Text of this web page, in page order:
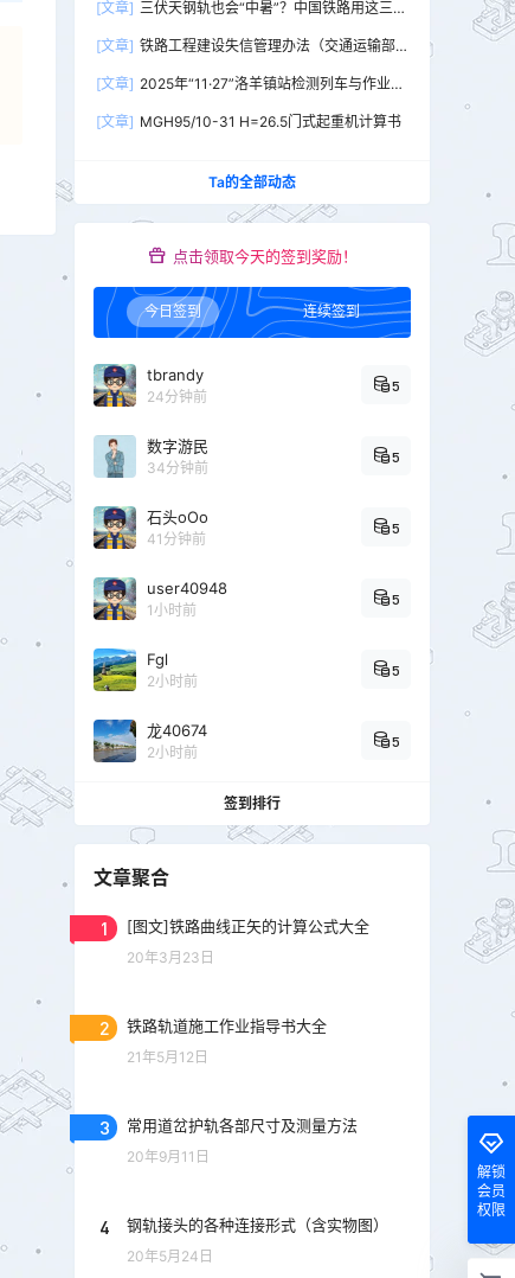
[文章] 三伏天钢轨也会“中暑”？中国铁路用这三招
[文章] 铁路工程建设失信管理办法（交通运输部
[文章] 2025年“11·27”洛羊镇站检测列车与作业人
[文章] MGH95/10-31 H=26.5门式起重机计算书
Ta的全部动态
点击领取今天的签到奖励！
今日签到 连续签到
tbrandy
24分钟前
5
数字游民
34分钟前
5
石头oOo
41分钟前
5
user40948
1小时前
5
Fgl
2小时前
5
龙40674
2小时前
5
签到排行
文章聚合
1 [图文]铁路曲线正矢的计算公式大全
20年3月23日
2 铁路轨道施工作业指导书大全
21年5月12日
3 常用道岔护轨各部尺寸及测量方法
20年9月11日
4 钢轨接头的各种连接形式（含实物图）
20年5月24日
解锁
会员
权限